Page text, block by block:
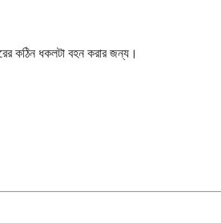
কঠিন ধকলটা বহন করার জন্য।